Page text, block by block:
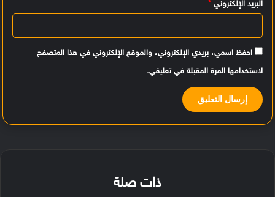
البريد الإلكتروني *
احفظ اسمي، بريدي الإلكتروني، والموقع الإلكتروني في هذا المتصفح
لاستخدامها المرة المقبلة في تعليقي.
ذات صلة